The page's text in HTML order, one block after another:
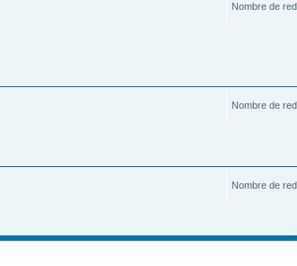
Nombre de
Nombre de
Nombre de